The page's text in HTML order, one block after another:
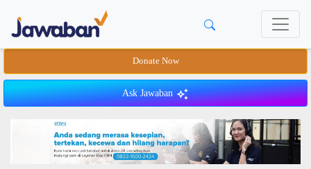
Donate Now
Ask Jawaban